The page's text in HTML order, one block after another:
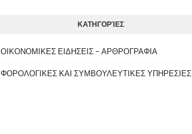
ΚΑΤΗΓΟΡΊΕΣ
ΟΙΚΟΝΟΜΙΚΕΣ ΕΙΔΗΣΕΙΣ - ΑΡΘΡΟΓΡΑΦΙΑ
ΦΟΡΟΛΟΓΙΚΕΣ ΚΑΙ ΣΥΜΒΟΥΛΕΥΤΙΚΕΣ ΥΠΗΡΕΣΙΕΣ